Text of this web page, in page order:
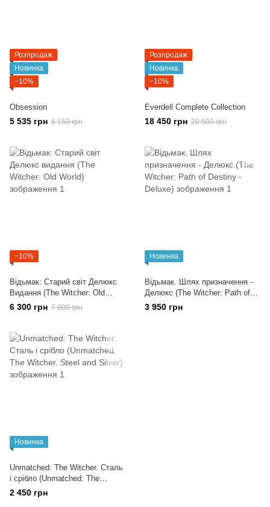
Розпродаж
Новинка
−10%
Obsession
5 535 грн 6 150 грн
Розпродаж
Новинка
−10%
Everdell Complete Collection
18 450 грн 20 500 грн
−10%
Відьмак: Старий світ Делюкс
Видання (The Witcher: Old
World)
6 300 грн 7 000 грн
Новинка
Відьмак. Шлях призначення -
Делюкс (The Witcher: Path of
Destiny - Deluxe)
3 950 грн
Новинка
Unmatched: The Witcher. Сталь
і срібло (Unmatched: The
Witcher. Steel and Silver)
2 450 грн